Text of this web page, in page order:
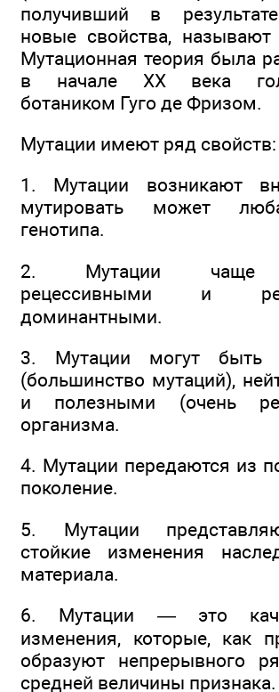
получивший в
новые свойства, называют
Мутационная теория была
в начале XX века
ботаником Гуго де Фризом.
Мутации имеют ряд свойств:
1. Мутации возникают
мутировать может
генотипа.
2. Мутации чаще
рецессивными и
доминантными.
3. Мутации могут быть
(большинство мутаций),
и полезными (очень
организма.
4. Мутации передаются из
поколение.
5. Мутации
стойкие изменения
материала.
6. Мутации — это
изменения, которые, как
образуют непрерывного
средней величины признака.